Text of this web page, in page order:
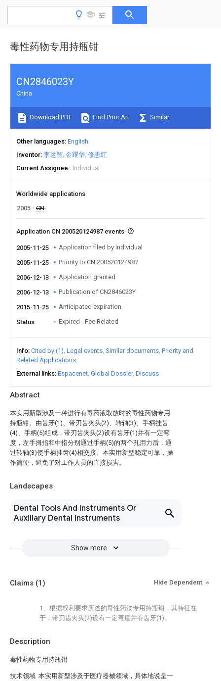
毒性药物专用持瓶钳
Abstract
本实用新型涉及一种进行有毒药液取放时的毒性药物专用
持瓶钳。由齿牙(1)、带刃齿夹头(2)、转轴(3)、手柄挂齿
(4)、手柄(5)组成，带刃齿夹头(2)设有齿牙(1)并有一定弯
度，左手拇指和中指分别通过手柄(5)的两个孔用力后，通
过转轴(3)使手柄挂齿(4)相交接。本实用新型稳定可靠，操
作简便，避免了对工作人员的直接损害。
Landscapes
Dental Tools And Instruments Or
Auxiliary Dental Instruments
Show more
CN2846023Y
China
Download PDF Find Prior Art Similar
Other languages English
Inventor 李运智 金耀华 修志红
Current Assignee
Individual
Worldwide applications
2005
CN
Application CN 200520124987 events
2005-11-25 Application filed by Individual
2005-11-25 Priority to CN 200520124987
2006-12-13 Application granted
2006-12-13 Publication of CN2846023Y
2015-11-25 Anticipated expiration
Status Expired - Fee Related
Info Cited by (1) Legal events Similar documents Priority and
Related Applications
External links Espacenet Global Dossier Discuss
Description
毒性药物专用持瓶钳
技术领域 本实用新型涉及于医疗器械领域，具体地说是一
Claims (1) Hide Dependent
1、根据权利要求所述的毒性药物专用持瓶钳，其特征在
于：带刃齿夹头(2)设有一定弯度并有齿牙(1)。